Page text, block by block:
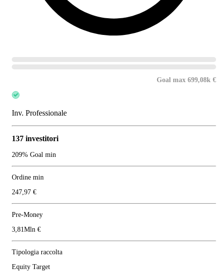
Goal max 699,08k €
Inv. Professionale
137 investitori
209% Goal min
Ordine min
247,97 €
Pre-Money
3,81Mln €
Tipologia raccolta
Equity Target